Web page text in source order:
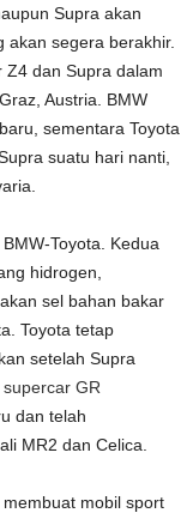
Supra akan
akan segera berakhir.
Z4 dan Supra dalam
Austria. BMW
sementara Toyota
suatu hari nanti,
Toyota. Kedua
hidrogen,
sel bahan bakar
Toyota tetap
setelah Supra
supercar GR
dan telah
MR2 dan Celica.
mobil sport